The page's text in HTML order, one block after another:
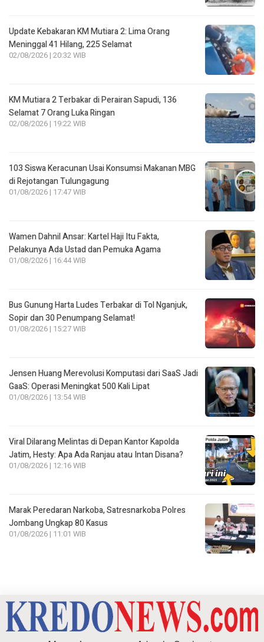
Update Kebakaran KM Mutiara 2: Lima Orang
Meninggal 41 Hilang, 225 Selamat
02/08/2026 | 20:32 WIB
KM Mutiara 2 Terbakar di Perairan Sapudi, 136
Selamat 7 Orang Luka Ringan
02/08/2026 | 19:22 WIB
103 Siswa Keracunan Usai Konsumsi Makanan MBG
di Rejotangan Tulungagung
01/08/2026 | 17:47 WIB
Wamen Dahnil Ansar: Kartel Haji Itu Fakta,
Pelakunya Ada Ustad dan Pemuka Agama
01/08/2026 | 16:44 WIB
Bus Gunung Harta Ludes Terbakar di Tol Nganjuk,
Sopir dan 30 Penumpang Selamat!
01/08/2026 | 15:27 WIB
Jensen Huang Merevolusi Komputasi dari SaaS Jadi
GaaS: Operasi Meningkat 500 Kali Lipat
01/08/2026 | 13:54 WIB
Viral Dilarang Melintas di Depan Kantor Kapolda
Jatim, Hesty: Apa Ada Ranjau atau Intan Disana?
01/08/2026 | 12:16 WIB
Marak Peredaran Narkoba, Satresnarkoba Polres
Jombang Ungkap 80 Kasus
01/08/2026 | 11:01 WIB